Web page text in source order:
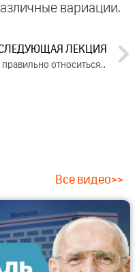
вариации.
ЛЕКЦИЯ
Как правильно относиться к себе. Лекция 1 (2019)
Все видео>>